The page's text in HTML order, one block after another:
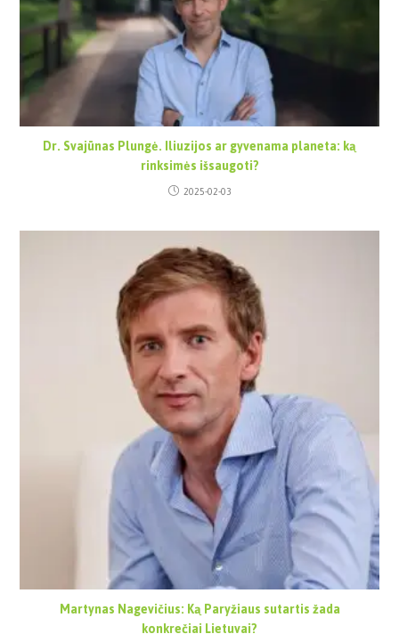
Dr. Svajūnas Plungė. Iliuzijos ar gyvenama planeta: ką
rinksimės išsaugoti?
2025-02-03
Martynas Nagevičius: Ką Paryžiaus sutartis žada
konkrečiai Lietuvai?